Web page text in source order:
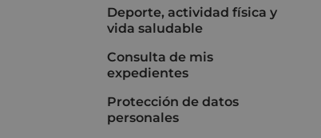
Deporte, actividad física y
vida saludable
Consulta de mis
expedientes
Protección de datos
personales